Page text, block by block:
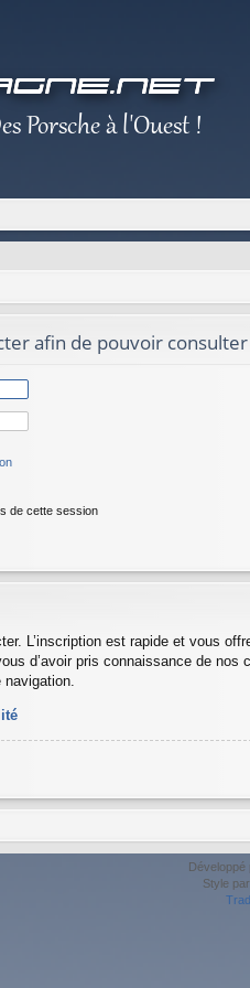
afin de pouvoir
de cette session
L’inscription est rapide et vous
d’avoir pris connaissance de
Développé
Style par